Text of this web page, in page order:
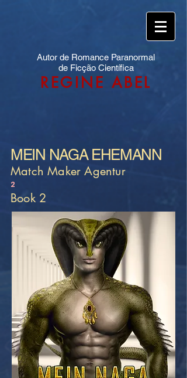
Autor de Romance Paranormal
de Ficção Científica
REGINE ABEL
MEIN NAGA EHEMANN
Match Maker Agentur
2
Book 2